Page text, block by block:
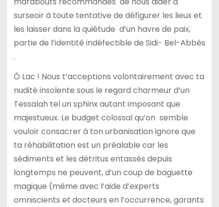
surseoir à toute tentative de défigurer les lieux et
les laisser dans la quiétude d’un havre de paix,
partie de l’identité indéfectible de Sidi- Bel-Abbès
.
Ô Lac ! Nous t’acceptions volontairement avec ta
nudité insolente sous le regard charmeur d’un
Tessalah tel un sphinx autant imposant que
majestueux. Le budget colossal qu’on semble
vouloir consacrer à ton urbanisation ignore que
ta réhabilitation est un préalable car les
sédiments et les détritus entassés depuis
longtemps ne peuvent, d’un coup de baguette
magique (même avec l’aide d’experts
omniscients et docteurs en l’occurrence, garants